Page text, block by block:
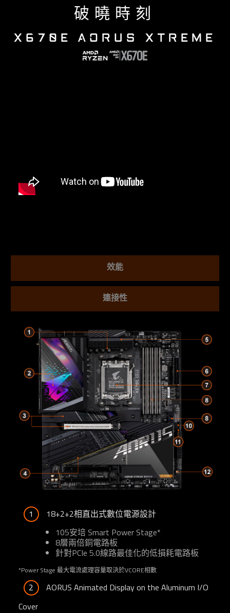
破曉時刻
X670E AORUS XTREME
效能
連接性
1
18+2+2相直出式數位電源設計
105安培 Smart Power Stage*
8層兩倍銅電路板
針對PCIe 5.0線路最佳化的低損耗電路板
*Power Stage 最大電流處理容量取決於VCORE相數
2
AORUS Animated Display on the Aluminum I/O
Cover